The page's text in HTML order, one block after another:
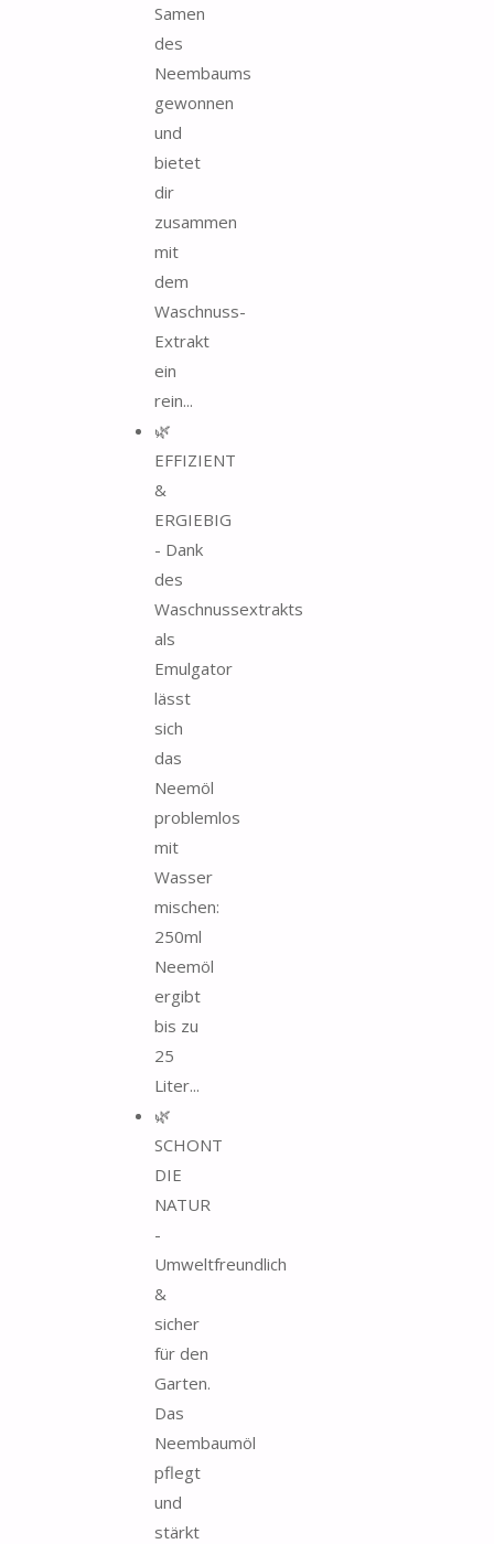
Samen
des
Neembaums
gewonnen
und
bietet
dir
zusammen
mit
dem
Waschnuss-
Extrakt
ein
rein...
🌿
EFFIZIENT
&
ERGIEBIG
- Dank
des
Waschnussextrakts
als
Emulgator
lässt
sich
das
Neemöl
problemlos
mit
Wasser
mischen:
250ml
Neemöl
ergibt
bis zu
25
Liter...
🌿
SCHONT
DIE
NATUR
-
Umweltfreundlich
&
sicher
für den
Garten.
Das
Neembaumöl
pflegt
und
stärkt